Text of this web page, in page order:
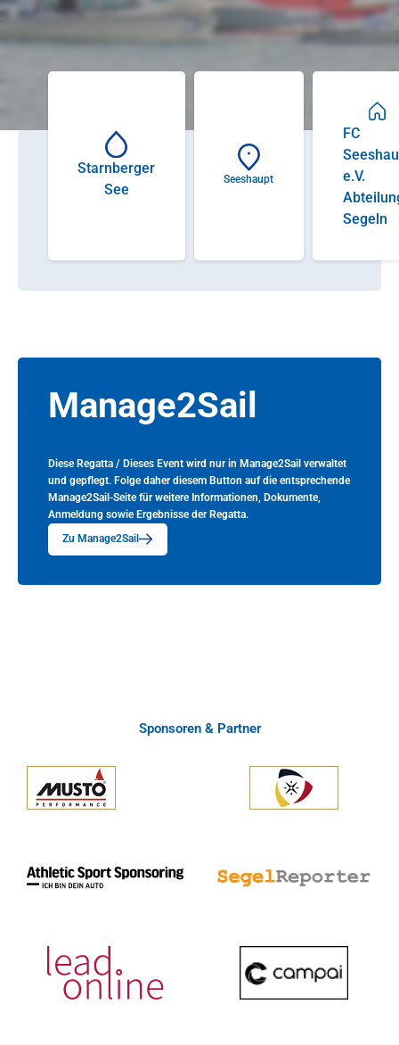
Starnberger
See
Seeshaupt
FC
e.V.
Segeln
Manage2Sail
Diese Regatta / Dieses Event wird nur in Manage2Sail verwaltet
und gepflegt. Folge daher diesem Button auf die entsprechende
Manage2Sail-Seite für weitere Informationen, Dokumente,
Anmeldung sowie Ergebnisse der Regatta.
Zu Manage2Sail
Sponsoren & Partner